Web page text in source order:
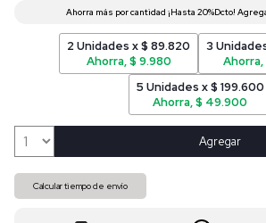
2 Unidades x $ 89.820
Ahorra, $ 9.980
3
5 Unidades x $ 199.600
Ahorra, $ 49.900
Agregar
Calcular tiempo de envío